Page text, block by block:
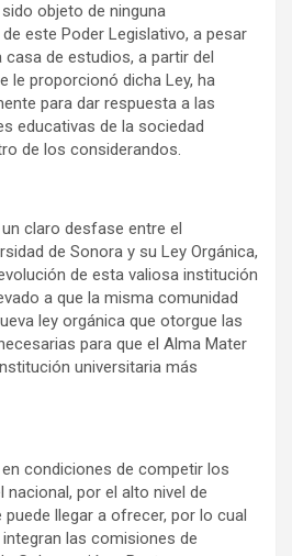
objeto de ninguna
este Poder Legislativo, a pesar
de estudios, a partir del
le proporcionó dicha Ley, ha
para dar respuesta a las
educativas de la sociedad
de los considerandos.
claro desfase entre el
de Sonora y su Ley Orgánica,
de esta valiosa institución
a que la misma comunidad
ley orgánica que otorgue las
para que el Alma Mater
universitaria más
condiciones de competir los
nacional, por el alto nivel de
llegar a ofrecer, por lo cual
las comisiones de